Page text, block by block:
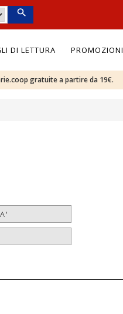
DI LETTURA PROMOZIONI
gratuite a partire da 19€.